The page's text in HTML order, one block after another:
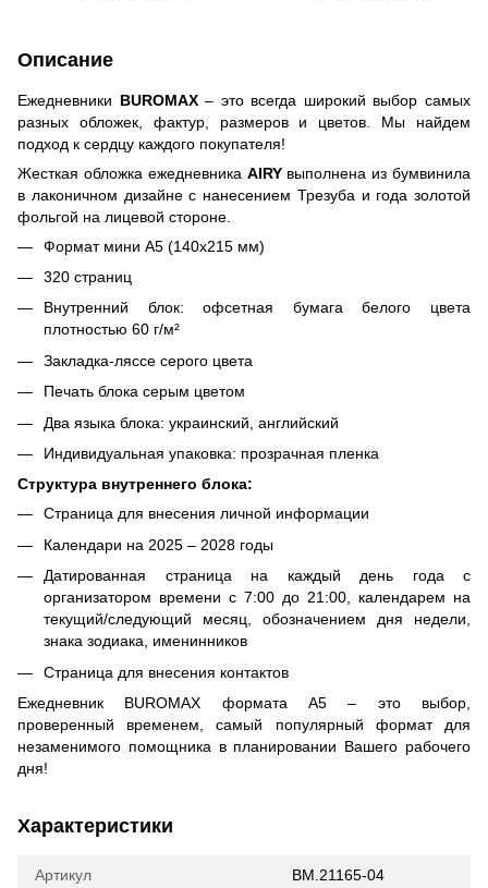
Описание
Ежедневники BUROMAX– это всегда широкий выбор самых
разных обложек, фактур, размеров и цветов. Мы найдем
подход к сердцу каждого покупателя!
Жесткая обложка ежедневника AIRY выполнена из бумвинила
в лаконичном дизайне с нанесением Трезуба и года золотой
фольгой на лицевой стороне.
Формат мини А5 (140х215 мм)
320 страниц
Внутренний блок: офсетная бумага белого цвета
плотностью 60 г/м²
Закладка-ляссе серого цвета
Печать блока серым цветом
Два языка блока: украинский, английский
Индивидуальная упаковка: прозрачная пленка
Структура внутреннего блока:
Страница для внесения личной информации
Календари на 2025 – 2028 годы
Датированная страница на каждый день года с
организатором времени с 7:00 до 21:00, календарем на
текущий/следующий месяц, обозначением дня недели,
знака зодиака, именинников
Страница для внесения контактов
Ежедневник BUROMAX формата А5 – это выбор,
проверенный временем, самый популярный формат для
незаменимого помощника в планировании Вашего рабочего
дня!
Характеристики
Артикул BM.21165-04